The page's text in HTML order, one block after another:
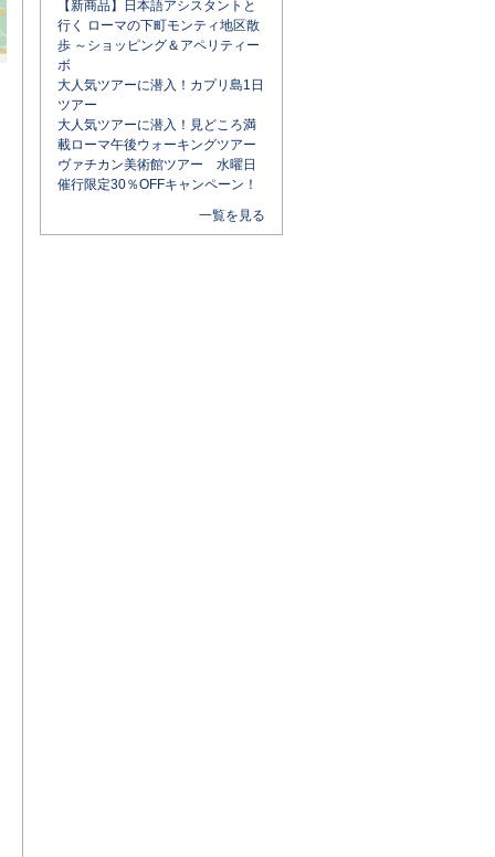
【新商品】日本語アシスタントと
行く ローマの下町モンティ地区散
歩 ～ショッピング＆アペリティー
ボ
大人気ツアーに潜入！カプリ島1日
ツアー
大人気ツアーに潜入！見どころ満
載ローマ午後ウォーキングツアー
ヴァチカン美術館ツアー 水曜日
催行限定30％OFFキャンペーン！
一覧を見る